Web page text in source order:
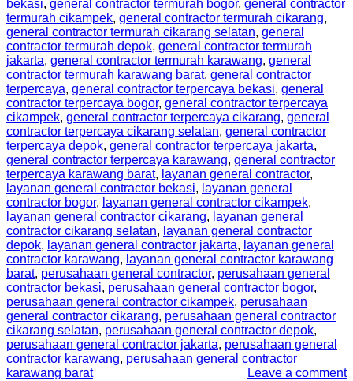
bekasi, general contractor termurah bogor, general contractor
termurah cikampek, general contractor termurah cikarang,
general contractor termurah cikarang selatan, general
contractor termurah depok, general contractor termurah
jakarta, general contractor termurah karawang, general
contractor termurah karawang barat, general contractor
terpercaya, general contractor terpercaya bekasi, general
contractor terpercaya bogor, general contractor terpercaya
cikampek, general contractor terpercaya cikarang, general
contractor terpercaya cikarang selatan, general contractor
terpercaya depok, general contractor terpercaya jakarta,
general contractor terpercaya karawang, general contractor
terpercaya karawang barat, layanan general contractor,
layanan general contractor bekasi, layanan general
contractor bogor, layanan general contractor cikampek,
layanan general contractor cikarang, layanan general
contractor cikarang selatan, layanan general contractor
depok, layanan general contractor jakarta, layanan general
contractor karawang, layanan general contractor karawang
barat, perusahaan general contractor, perusahaan general
contractor bekasi, perusahaan general contractor bogor,
perusahaan general contractor cikampek, perusahaan
general contractor cikarang, perusahaan general contractor
cikarang selatan, perusahaan general contractor depok,
perusahaan general contractor jakarta, perusahaan general
contractor karawang, perusahaan general contractor
karawang barat
Leave a comment